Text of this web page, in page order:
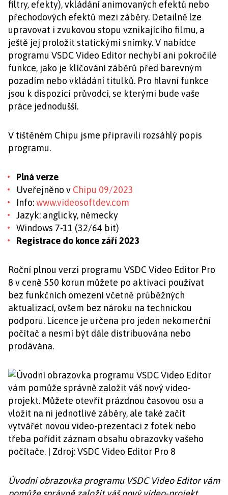
filtry, efekty), vkládání animovaných efektů nebo
přechodových efektů mezi záběry. Detailně lze
upravovat i zvukovou stopu vznikajícího filmu, a
ještě jej proložit statickými snímky. V nabídce
programu VSDC Video Editor nechybí ani pokročilé
funkce, jako je klíčování záběrů před barevným
pozadím nebo vkládání titulků. Pro hlavní funkce
jsou k dispozici průvodci, se kterými bude vaše
práce jednodušší.
V tištěném Chipu jsme připravili rozsáhlý popis
programu.
Plná verze
Uveřejněno v Chipu 09/2023
Info:www.videosoftdev.com
Jazyk: anglicky, německy
Windows 7-11 (32/64 bit)
Registrace do konce září 2023
Roční plnou verzi programu VSDC Video Editor Pro
8 v ceně 550 korun můžete po aktivaci používat
bez funkčních omezení včetně průběžných
aktualizací, ovšem bez nároku na technickou
podporu. Licence je určena pro jeden nekomerční
počítač a nesmí být dále distribuována nebo
prodávána.
Úvodní obrazovka programu VSDC Video Editor vám